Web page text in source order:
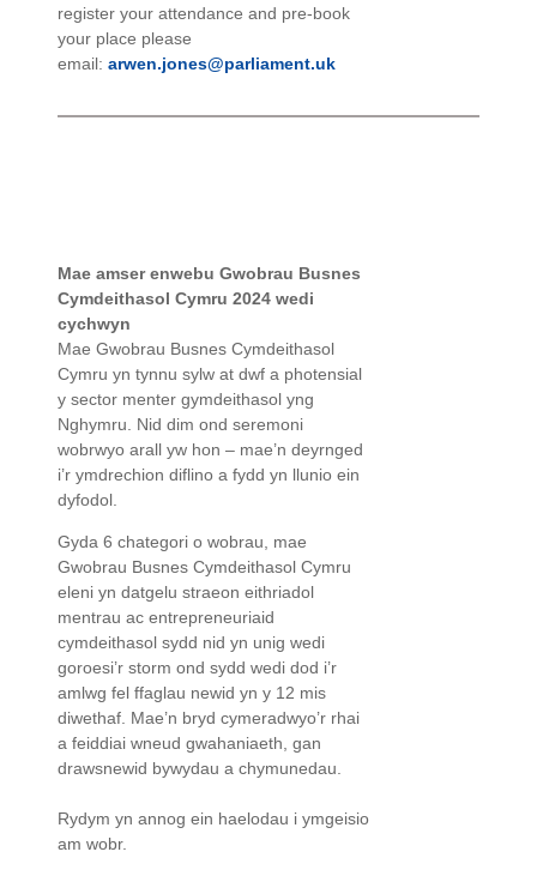
register your attendance and pre-book
your place please
email: arwen.jones@parliament.uk
Mae amser enwebu Gwobrau Busnes
Cymdeithasol Cymru 2024 wedi
cychwyn
Mae Gwobrau Busnes Cymdeithasol
Cymru yn tynnu sylw at dwf a photensial
y sector menter gymdeithasol yng
Nghymru. Nid dim ond seremoni
wobrwyo arall yw hon – mae’n deyrnged
i’r ymdrechion diflino a fydd yn llunio ein
dyfodol.
Gyda 6 chategori o wobrau, mae
Gwobrau Busnes Cymdeithasol Cymru
eleni yn datgelu straeon eithriadol
mentrau ac entrepreneuriaid
cymdeithasol sydd nid yn unig wedi
goroesi’r storm ond sydd wedi dod i’r
amlwg fel ffaglau newid yn y 12 mis
diwethaf. Mae’n bryd cymeradwyo’r rhai
a feiddiai wneud gwahaniaeth, gan
drawsnewid bywydau a chymunedau.
Rydym yn annog ein haelodau i ymgeisio
am wobr.